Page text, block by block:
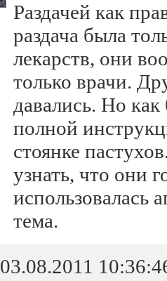
Раздачей как
раздача была
лекарств, они
только врачи.
давались. Но
полной
стоянке
узнать, что они
использовалась
тема.
03.08.2011